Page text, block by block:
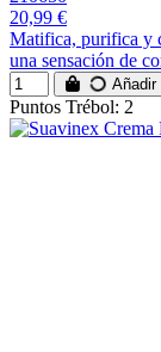
20,99 €
Matifica, purifica y
una sensación de
Puntos Trébol: 2